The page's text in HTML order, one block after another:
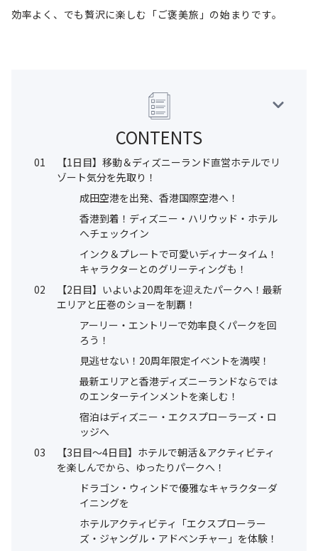
効率よく、でも贅沢に楽しむ「ご褒美旅」の始まりです。
CONTENTS
01
【1日目】移動＆ディズニーランド直営ホテルでリ
ゾート気分を先取り！
成田空港を出発、香港国際空港へ！
香港到着！ディズニー・ハリウッド・ホテル
へチェックイン
インク＆プレートで可愛いディナータイム！
キャラクターとのグリーティングも！
02
【2日目】いよいよ20周年を迎えたパークへ！最新
エリアと圧巻のショーを制覇！
アーリー・エントリーで効率良くパークを回
ろう！
見逃せない！20周年限定イベントを満喫！
最新エリアと香港ディズニーランドならでは
のエンターテインメントを楽しむ！
宿泊はディズニー・エクスプローラーズ・ロ
ッジへ
03
【3日目〜4日目】ホテルで朝活＆アクティビティ
を楽しんでから、ゆったりパークへ！
ドラゴン・ウィンドで優雅なキャラクターダ
イニングを
ホテルアクティビティ「エクスプローラー
ズ・ジャングル・アドベンチャー」を体験！